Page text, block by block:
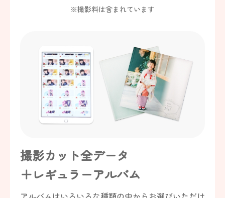
※撮影料は含まれています
撮影カット全データ
＋レギュラーアルバム